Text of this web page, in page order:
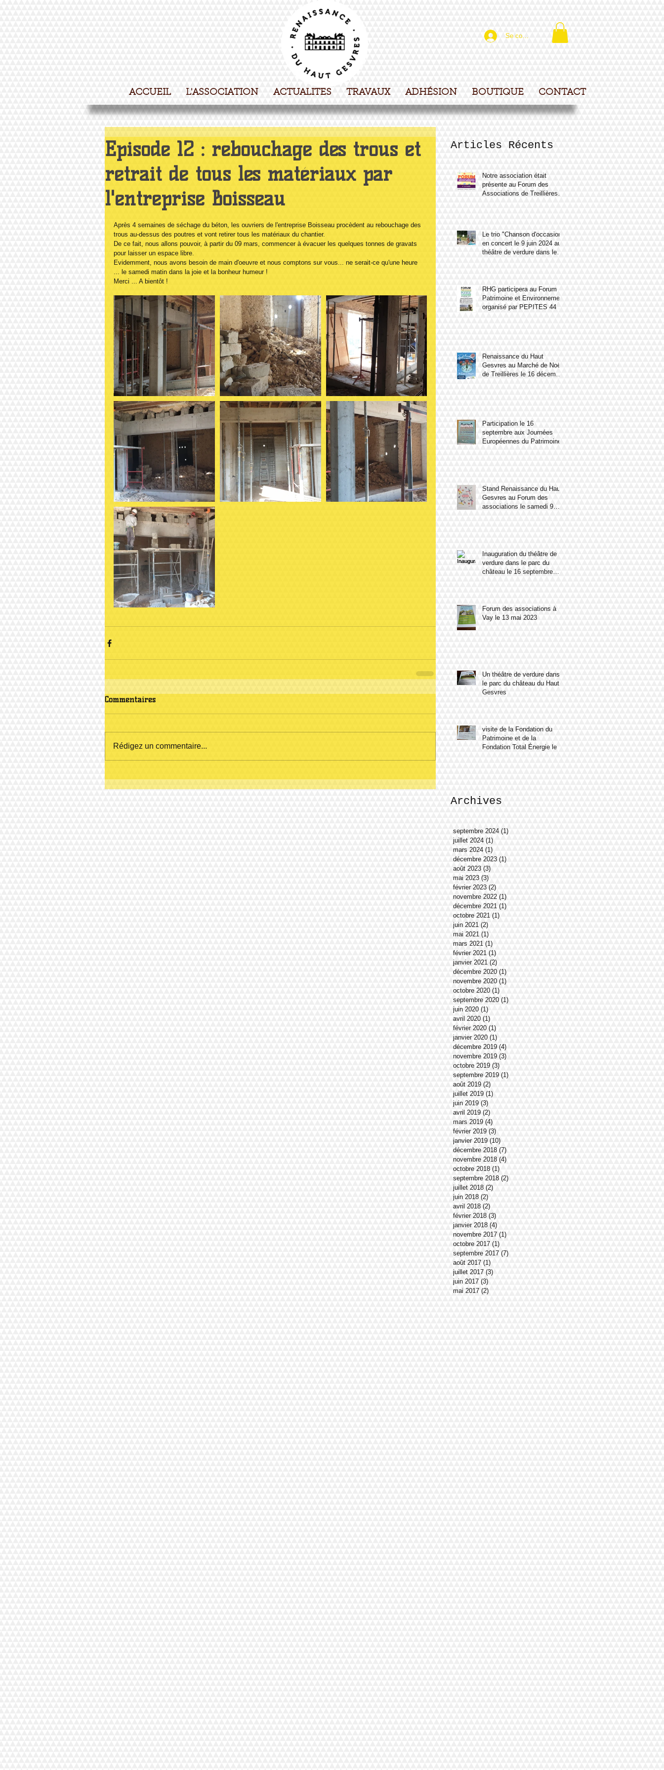
Se connecter
ACCUEIL L'ASSOCIATION ACTUALITES TRAVAUX ADHÉSION BOUTIQUE CONTACT
Episode 12 : rebouchage des trous et
retrait de tous les matériaux par
l'entreprise Boisseau
Après 4 semaines de séchage du béton, les ouvriers de l'entreprise Boisseau procèdent au rebouchage des
trous au-dessus des poutres et vont retirer tous les matériaux du chantier.
De ce fait, nous allons pouvoir, à partir du 09 mars, commencer à évacuer les quelques tonnes de gravats
pour laisser un espace libre.
Evidemment, nous avons besoin de main d'oeuvre et nous comptons sur vous... ne serait-ce qu'une heure
... le samedi matin dans la joie et la bonheur humeur !
Merci ... A bientôt !
Commentaires
Rédigez un commentaire...
Articles Récents
Notre association était
présente au Forum des
Associations de Treillières le
Le trio "Chanson d'occasion"
en concert le 9 juin 2024 au
théâtre de verdure dans le
RHG participera au Forum
Patrimoine et Environnement
organisé par PEPITES 44 le
Renaissance du Haut
Gesvres au Marché de Noël
de Treillières le 16 décembre
Participation le 16
septembre aux Journées
Européennes du Patrimoine
Stand Renaissance du Haut
Gesvres au Forum des
associations le samedi 9
Inauguration du théâtre de
verdure dans le parc du
château le 16 septembre
Forum des associations à
Vay le 13 mai 2023
Un théâtre de verdure dans
le parc du château du Haut
Gesvres
visite de la Fondation du
Patrimoine et de la
Fondation Total Énergie le 8
Archives
septembre 2024 (1)
juillet 2024 (1)
mars 2024 (1)
décembre 2023 (1)
août 2023 (3)
mai 2023 (3)
février 2023 (2)
novembre 2022 (1)
décembre 2021 (1)
octobre 2021 (1)
juin 2021 (2)
mai 2021 (1)
mars 2021 (1)
février 2021 (1)
janvier 2021 (2)
décembre 2020 (1)
novembre 2020 (1)
octobre 2020 (1)
septembre 2020 (1)
juin 2020 (1)
avril 2020 (1)
février 2020 (1)
janvier 2020 (1)
décembre 2019 (4)
novembre 2019 (3)
octobre 2019 (3)
septembre 2019 (1)
août 2019 (2)
juillet 2019 (1)
juin 2019 (3)
avril 2019 (2)
mars 2019 (4)
février 2019 (3)
janvier 2019 (10)
décembre 2018 (7)
novembre 2018 (4)
octobre 2018 (1)
septembre 2018 (2)
juillet 2018 (2)
juin 2018 (2)
avril 2018 (2)
février 2018 (3)
janvier 2018 (4)
novembre 2017 (1)
octobre 2017 (1)
septembre 2017 (7)
août 2017 (1)
juillet 2017 (3)
juin 2017 (3)
mai 2017 (2)